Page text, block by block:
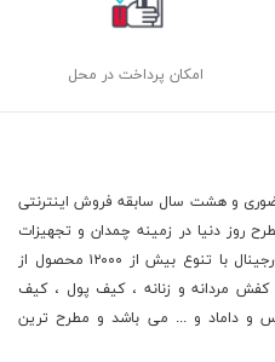
امکان پرداخت در محل
و هشت سال سابقه فروش اینترنتی
روز دنیا در زمینه چمدان و تجهیزات
سفر و همچنین نمایندگی چرم بوفالو اورجینال با تنوع بیش از ۱۲۰۰۰ محصول از
مردانه و زنانه ، کیف پول ، کیف
داماد و ... می باشد و مطرح ترین